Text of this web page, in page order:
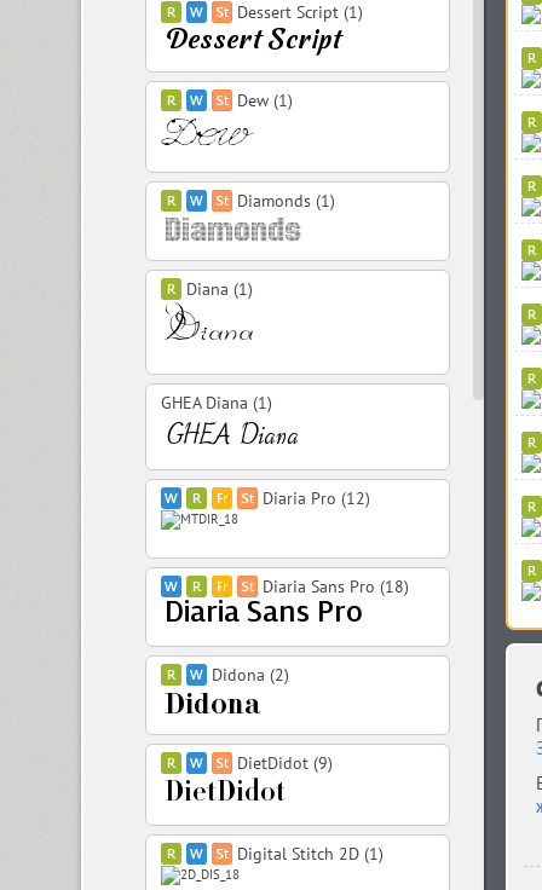
Dessert Script (1)
Dew (1)
Diamonds (1)
Diana (1)
GHEA Diana (1)
Diaria Pro (12)
Diaria Sans Pro (18)
Didona (2)
DietDidot (9)
Digital Stitch 2D (1)